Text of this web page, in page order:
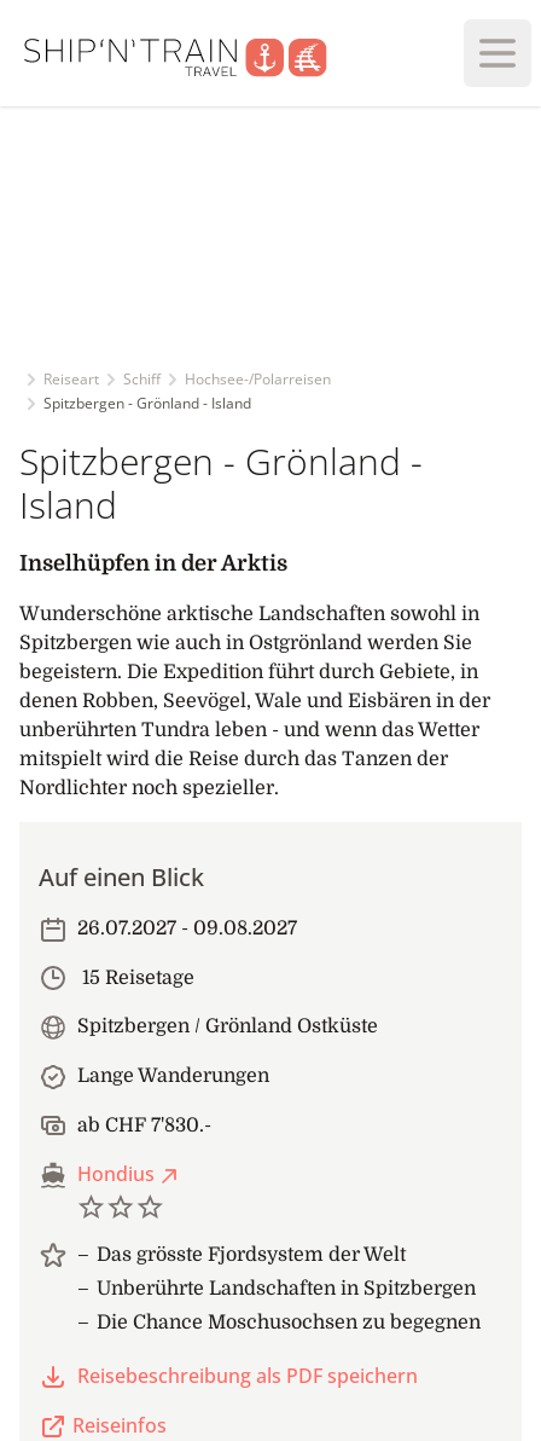
Reiseart Schiff
Hochsee-/Polarreisen
Spitzbergen - Grönland - Island
Spitzbergen - Grönland -
Island
Inselhüpfen in der Arktis
Wunderschöne arktische Landschaften sowohl in
Spitzbergen wie auch in Ostgrönland werden Sie
begeistern. Die Expedition führt durch Gebiete, in
denen Robben, Seevögel, Wale und Eisbären in der
unberührten Tundra leben - und wenn das Wetter
mitspielt wird die Reise durch das Tanzen der
Nordlichter noch spezieller.
Auf einen Blick
26.07.2027 - 09.08.2027
15 Reisetage
Spitzbergen / Grönland Ostküste
Lange Wanderungen
ab CHF 7'830.-
Hondius
Das grösste Fjordsystem der Welt
Unberührte Landschaften in Spitzbergen
Die Chance Moschusochsen zu begegnen
Reisebeschreibung als PDF speichern
Reiseinfos